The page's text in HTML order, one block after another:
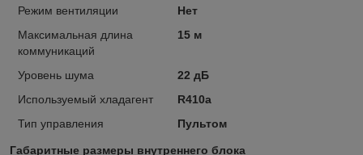
Режим вентиляции
Нет
Максимальная длина
коммуникаций
15 м
Уровень шума
22 дБ
Используемый хладагент
R410a
Тип управления
Пультом
Габаритные размеры внутреннего блока